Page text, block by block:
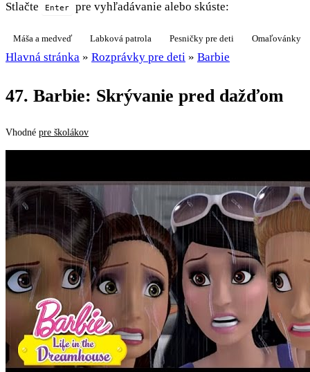
Stlačte Enter pre vyhľadávanie alebo skúste:
Máša a medveď Labková patrola Pesničky pre deti Omaľovánky
Hlavná stránka » Rozprávky pre deti » Barbie
47. Barbie: Skrývanie pred dažďom
Vhodné pre školákov